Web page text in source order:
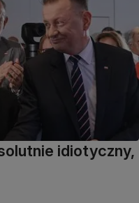
idiotyczny,